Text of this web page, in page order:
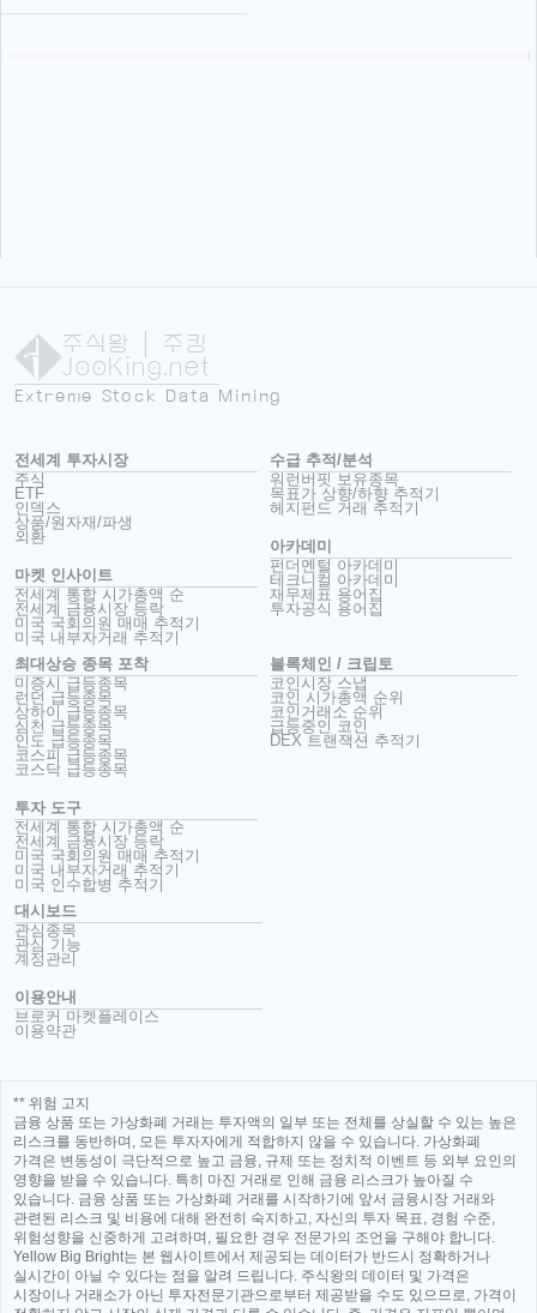
주식왕 | 주킹
JooKing.net
Extreme Stock Data Mining
전세계 투자시장
주식
ETF
인덱스
상품/원자재/파생
외환
마켓 인사이트
전세계 통합 시가총액 순
전세계 금융시장 등락
미국 국회의원 매매 추적기
미국 내부자거래 추적기
수급 추적/분석
워런버핏 보유종목
목표가 상향/하향 추적기
헤지펀드 거래 추적기
아카데미
펀더멘털 아카데미
테크니컬 아카데미
재무제표 용어집
투자공식 용어집
최대상승 종목 포착
미증시 급등종목
런던 급등종목
상하이 급등종목
심천 급등종목
인도 급등종목
코스피 급등종목
코스닥 급등종목
투자 도구
전세계 통합 시가총액 순
전세계 금융시장 등락
미국 국회의원 매매 추적기
미국 내부자거래 추적기
미국 인수합병 추적기
블록체인 / 크립토
코인시장 스냅
코인 시가총액 순위
코인거래소 순위
급등중인 코인
DEX 트랜잭션 추적기
대시보드
관심종목
관심 기능
계정관리
이용안내
브로커 마켓플레이스
이용약관
** 위험 고지
금융 상품 또는 가상화폐 거래는 투자액의 일부 또는 전체를 상실할 수 있는 높은
리스크를 동반하며, 모든 투자자에게 적합하지 않을 수 있습니다. 가상화폐
가격은 변동성이 극단적으로 높고 금융, 규제 또는 정치적 이벤트 등 외부 요인의
영향을 받을 수 있습니다. 특히 마진 거래로 인해 금융 리스크가 높아질 수
있습니다. 금융 상품 또는 가상화폐 거래를 시작하기에 앞서 금융시장 거래와
관련된 리스크 및 비용에 대해 완전히 숙지하고, 자신의 투자 목표, 경험 수준,
위험성향을 신중하게 고려하며, 필요한 경우 전문가의 조언을 구해야 합니다.
Yellow Big Bright는 본 웹사이트에서 제공되는 데이터가 반드시 정확하거나
실시간이 아닐 수 있다는 점을 알려 드립니다. 주식왕의 데이터 및 가격은
시장이나 거래소가 아닌 투자전문기관으로부터 제공받을 수도 있으므로, 가격이